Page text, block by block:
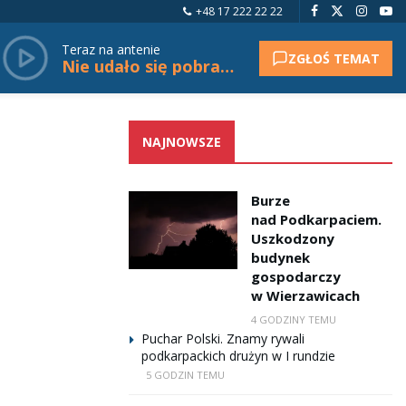
+48 17 222 22 22
Teraz na antenie
Nie udało się pobrać tytułu. ZGŁOŚ TEMAT
NAJNOWSZE
Burze
nad Podkarpaciem.
Uszkodzony
budynek
gospodarczy
w Wierzawicach
4 GODZINY TEMU
Puchar Polski. Znamy rywali
podkarpackich drużyn w I rundzie
5 GODZIN TEMU